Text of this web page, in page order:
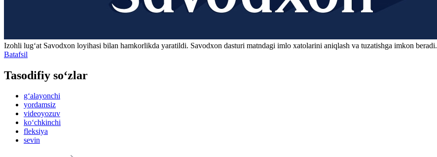
Izohli lugʻat Savodxon loyihasi bilan hamkorlikda yaratildi. Savodxon dasturi matndagi imlo xatolarini aniqlash va tuzatishga imkon beradi.
Batafsil
Tasodifiy so‘zlar
g‘alayonchi
yordamsiz
videoyozuv
ko‘chkinchi
fleksiya
sevin